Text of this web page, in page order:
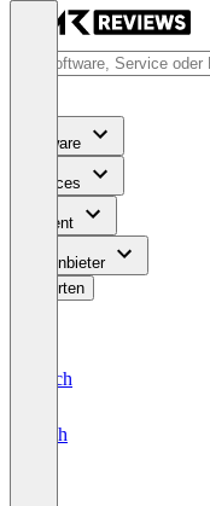
Software
Services
Content
Für Anbieter
Bewerten
Deutsch
English